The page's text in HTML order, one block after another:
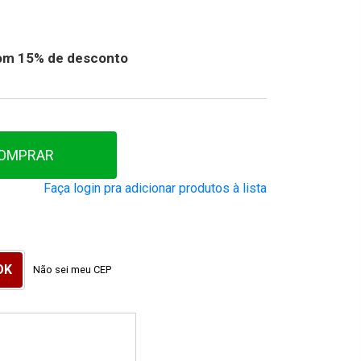
15% de desconto
Faça login pra adicionar produtos à lista
Não sei meu CEP